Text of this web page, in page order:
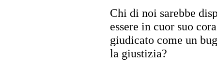
Chi di noi sarebbe
essere in cuor suo
giudicato come un
la giustizia?